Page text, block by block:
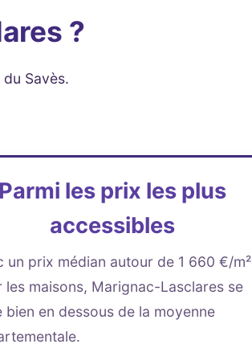
?
Savès.
Parmi les prix les plus
accessibles
un prix médian autour de 1 660 €/m²
les maisons, Marignac-Lasclares se
bien en dessous de la moyenne